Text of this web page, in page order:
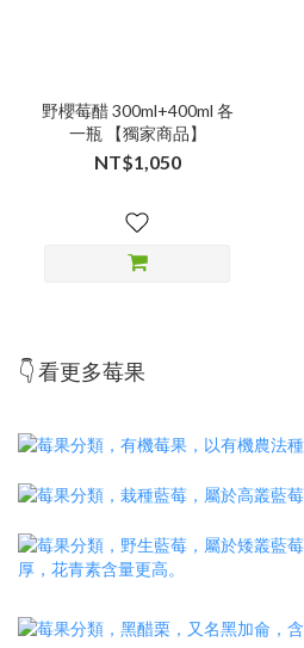
野櫻莓醋 300ml+400ml 各
一瓶 【獨家商品】
NT$1,050
👇 看更多莓果